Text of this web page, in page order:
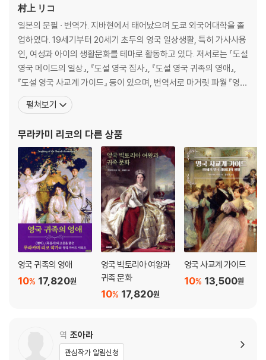
일을 시작하는 계기
취직 방법
메이드가 되기 위한 학교
column 여자아이들과 학교 교육
제3장 메이드의 일
「분 단위」의 스케줄
스컬러리 메이드의 손
키친의 희비극
장식품으로써의 메이드
모습을 드러내지 않는 「집의 요정」
제4장 메이드와 마님
신이 정한 질서
리워드 북
나라나 종파에 따른 제한
마님과 여성 사용인의 관계
제5장 메이드와 동료
村上 リコ
일본의 문필 · 번역가. 지바현에서 태어났으며 도쿄 외국어대학을 졸
업하였다. 19세기부터 20세기 초두의 영국 일상생활, 특히 가사사용
인, 여성과 아이의 생활문화를 테마로 활동하고 있다. 저서로는 『도설
영국 메이드의 일상』, 『도설 영국 집사』, 『도설 영국 귀족의 영애』,
『도설 영국 사교계 가이드』 등이 있으며, 번역서로 마거릿 파월 『영국
메이드 마거릿의 회상』, 비타 색빌웨스트 『에드워디 언즈』, 숀 에번스
『도설 메이드와 집사의 문화지』, A.M.니콜 『괴물 집사』, 트레버 요크
서로 『빅토
펼쳐보기
무라카미 리코의 다른 상품
영국 귀족의 영애
17,820원
10%
영국 빅토리아 여왕과
귀족 문화
17,820원
10%
영국 사교계 가이드
13,500원
10%
역 조아라
관심작가 알림신청